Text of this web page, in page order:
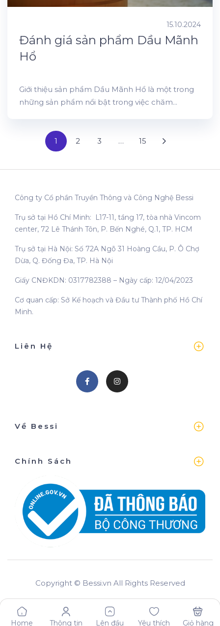
Home Thông tin Lên đầu Yêu thích Giỏ hàng
15.10.2024
Đánh giá sản phẩm Dầu Mãnh
Hổ
Giới thiệu sản phẩm Dầu Mãnh Hổ là một trong
những sản phẩm nổi bật trong việc chăm...
1 2 3 … 15
Liên Hệ
Về Bessi
Chính Sách
Công ty Cổ phần Truyền Thông và Công Nghệ Bessi
Trụ sở tại Hồ Chí Minh: L17-11, tầng 17, tòa nhà Vincom
center, 72 Lê Thánh Tôn, P. Bến Nghé, Q.1, TP. HCM
Trụ sở tại Hà Nội: Số 72A Ngõ 31 Hoàng Cầu, P. Ô Chợ
Dừa, Q. Đống Đa, TP. Hà Nội
Giấy CNĐKDN: 0317782388 – Ngày cấp: 12/04/2023
Cơ quan cấp: Sở Kế hoạch và Đầu tư Thành phố Hồ Chí
Minh.
Copyright © Bessi.vn All Rights Reserved